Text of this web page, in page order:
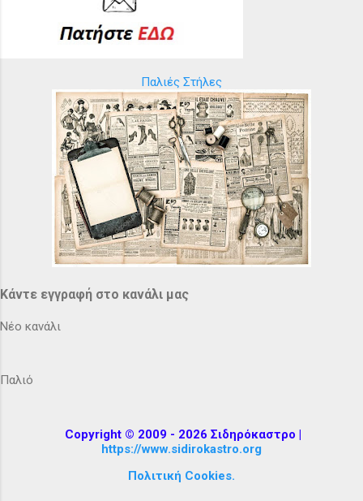
Παλιές Στήλες
Κάντε εγγραφή στο κανάλι μας
Νέο κανάλι
Παλιό
Copyright © 2009 - 2026 Σιδηρόκαστρο |
https://www.sidirokastro.org
Πολιτική Cookies.